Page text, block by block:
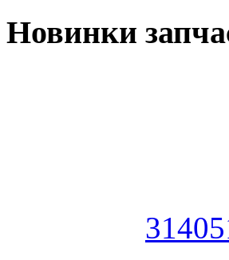
Новинки